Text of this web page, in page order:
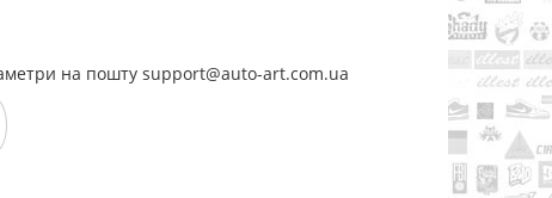
на пошту support@auto-art.com.ua